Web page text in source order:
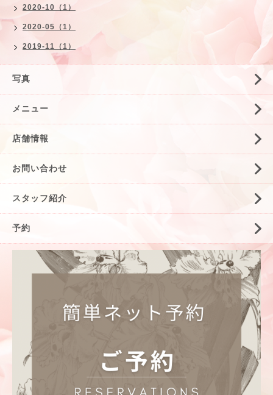
2020-10（1）
2020-05（1）
2019-11（1）
写真
メニュー
店舗情報
お問い合わせ
スタッフ紹介
予約